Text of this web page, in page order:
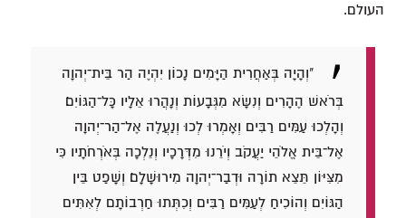
העולם.
"וְהָיָה בְּאַחֲרִית הַיָּמִים נָכוֹן יִהְיֶה הַר בֵּית־יְהוָה
בְּרֹאשׁ הֶהָרִים וְנִשָּׂא מִגְּבָעוֹת וְנָהֲרוּ אֵלָיו כָּל־הַגּוֹיִם׃
וְהָלְכוּ עַמִּים רַבִּים וְאָמְרוּ לְכוּ וְנַעֲלֶה אֶל־הַר־יְהוָה
אֶל־בֵּית אֱלֹהֵי יַעֲקֹב וְיֹרֵנוּ מִדְּרָכָיו וְנֵלְכָה בְּאֹרְחֹתָיו כִּי
מִצִּיּוֹן תֵּצֵא תוֹרָה וּדְבַר־יְהוָה מִירוּשָׁלִָם׃ וְשָׁפַט בֵּין
הַגּוֹיִם וְהוֹכִיחַ לְעַמִּים רַבִּים וְכִתְּתוּ חַרְבוֹתָם לְאִתִּים